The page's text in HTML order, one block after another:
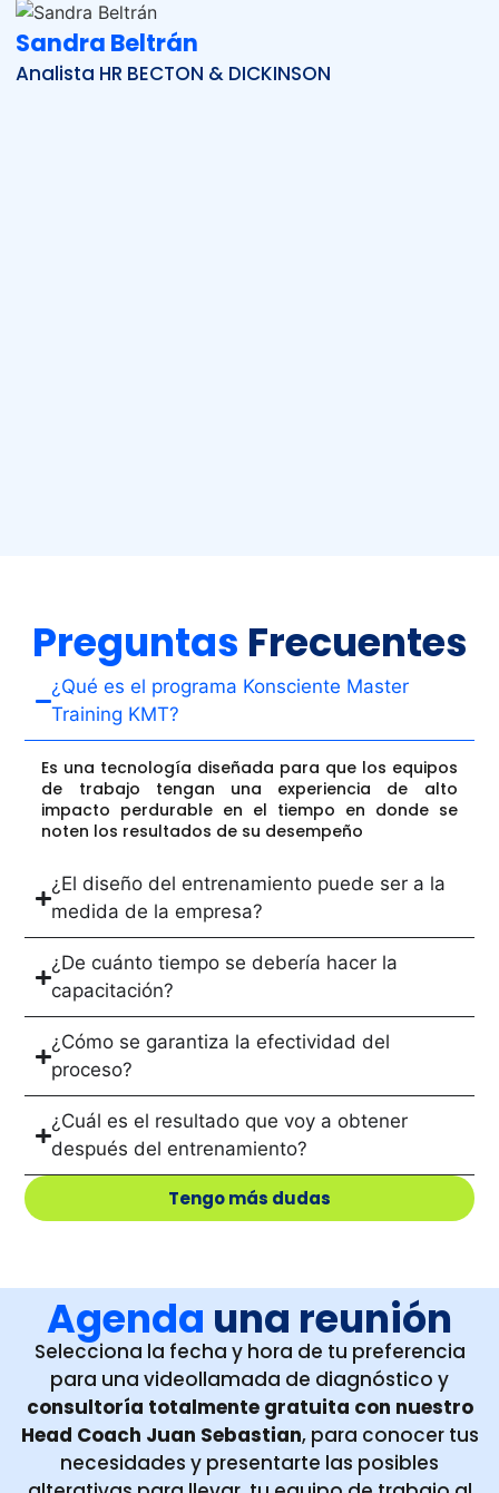
Sandra Beltrán
Analista HR BECTON & DICKINSON
Preguntas Frecuentes
¿Qué es el programa Konsciente Master
Training KMT?
Es una tecnología diseñada para que los equipos
de trabajo tengan una experiencia de alto
impacto perdurable en el tiempo en donde se
noten los resultados de su desempeño
¿El diseño del entrenamiento puede ser a la
medida de la empresa?
¿De cuánto tiempo se debería hacer la
capacitación?
¿Cómo se garantiza la efectividad del
proceso?
¿Cuál es el resultado que voy a obtener
después del entrenamiento?
Tengo más dudas
Agenda una reunión
Selecciona la fecha y hora de tu preferencia
para una videollamada de diagnóstico y
consultoría totalmente gratuita con nuestro
Head Coach Juan Sebastian, para conocer tus
necesidades y presentarte las posibles